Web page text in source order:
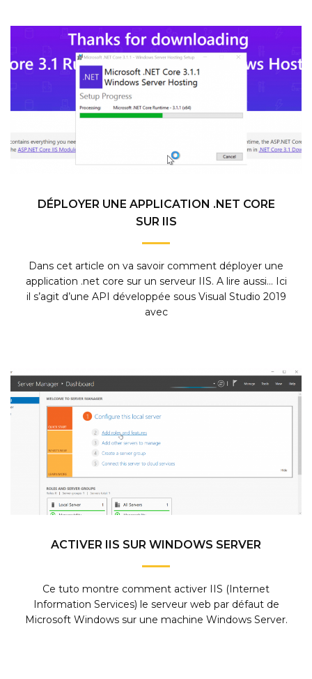
DÉPLOYER UNE APPLICATION .NET CORE
SUR IIS
Dans cet article on va savoir comment déployer une
application .net core sur un serveur IIS. A lire aussi… Ici
il s’agit d’une API développée sous Visual Studio 2019
avec
ACTIVER IIS SUR WINDOWS SERVER
Ce tuto montre comment activer IIS (Internet
Information Services) le serveur web par défaut de
Microsoft Windows sur une machine Windows Server.